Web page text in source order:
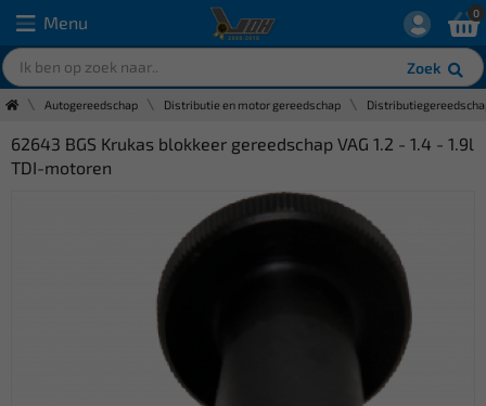
Menu
Zoek
0
Autogereedschap Distributie en motor gereedschap
62643 BGS Krukas blokkeer gereedschap VAG 1.2 - 1.4 - 1.9l
TDI-motoren